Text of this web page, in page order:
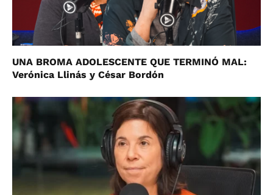
UNA BROMA ADOLESCENTE QUE TERMINÓ MAL:
Verónica Llinás y César Bordón